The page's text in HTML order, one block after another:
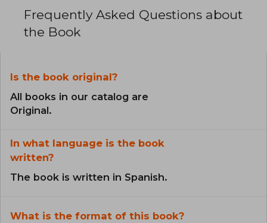
Frequently Asked Questions about
the Book
Is the book original?
All books in our catalog are
Original.
In what language is the book
written?
The book is written in Spanish.
What is the format of this book?